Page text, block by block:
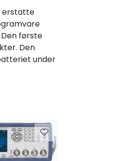
erstatte
første
Den
under